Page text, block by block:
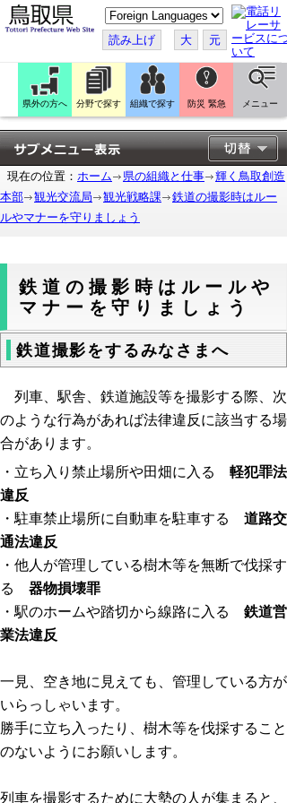
こ
の
ペ
ー
ジ
翻
訳
す
る
読み上げ 大 元
県外の方へ 分野で探す 組織で探す 防災 緊急 メニュー
現在の位置： ホーム 県の組織と仕事
輝く鳥取創造
本部
観光交流局 観光戦略課
鉄道の撮影時はルー
ルやマナーを守りましょう
鉄道の撮影時はルールや
マナーを守りましょう
鉄道撮影をするみなさまへ
列車、駅舎、鉄道施設等を撮影する際、次
のような行為があれば法律違反に該当する場
合があります。
・立ち入り禁止場所や田畑に入る 軽犯罪法
違反
・駐車禁止場所に自動車を駐車する 道路交
通法違反
・他人が管理している樹木等を無断で伐採す
る 器物損壊罪
・駅のホームや踏切から線路に入る 鉄道営
業法違反
一見、空き地に見えても、管理している方が
いらっしゃいます。
勝手に立ち入ったり、樹木等を伐採すること
のないようにお願いします。
列車を撮影するために大勢の人が集まると、